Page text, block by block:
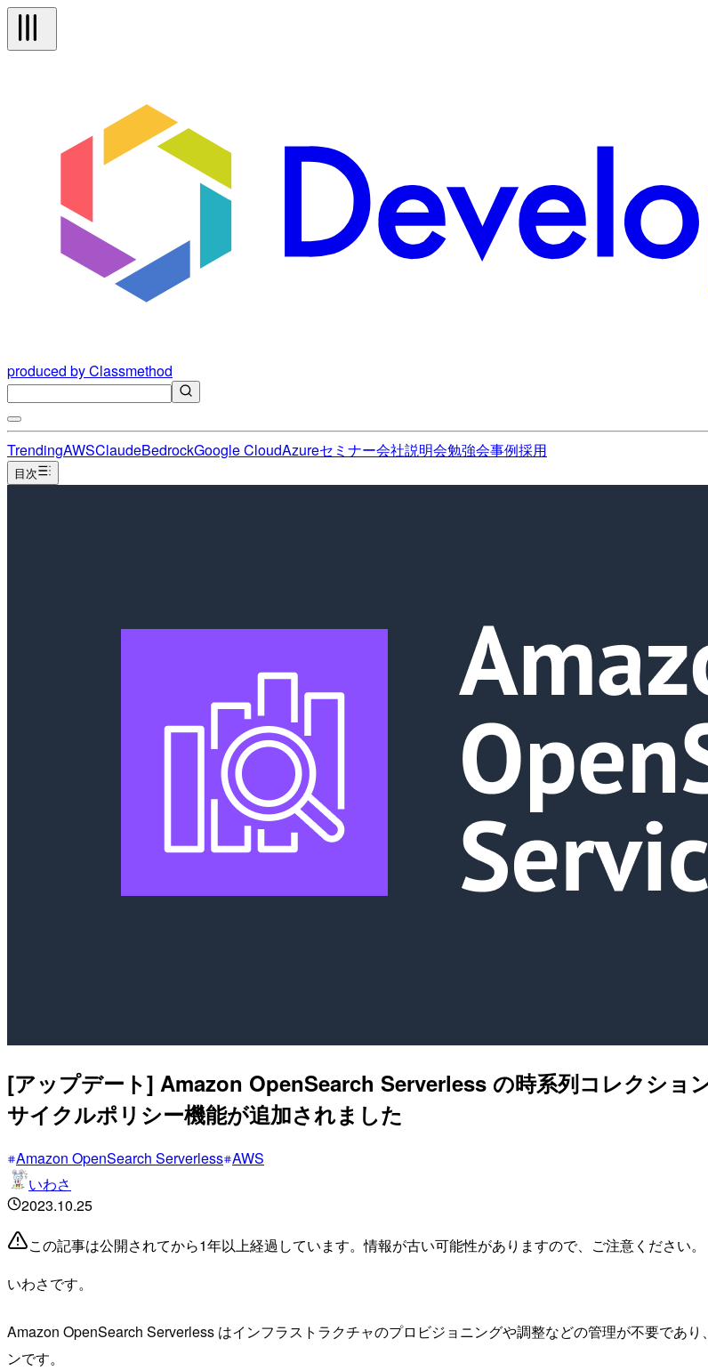
produced by Classmethod
TrendingAWSClaudeBedrockGoogle CloudAzureセミナー会社説明会勉強会事例採用
目次
[アップデート] Amazon OpenSearch Serverless の時系列コレクショ
サイクルポリシー機能が追加されました
Amazon OpenSearch Serverless AWS
いわさ
2023.10.25
この記事は公開されてから1年以上経過しています。情報が古い可能性がありますので、ご注意ください。
いわさです。
Amazon OpenSearch Serverless はインフラストラクチャのプロビジョニングや調整などの管理が不要であ
ンです。